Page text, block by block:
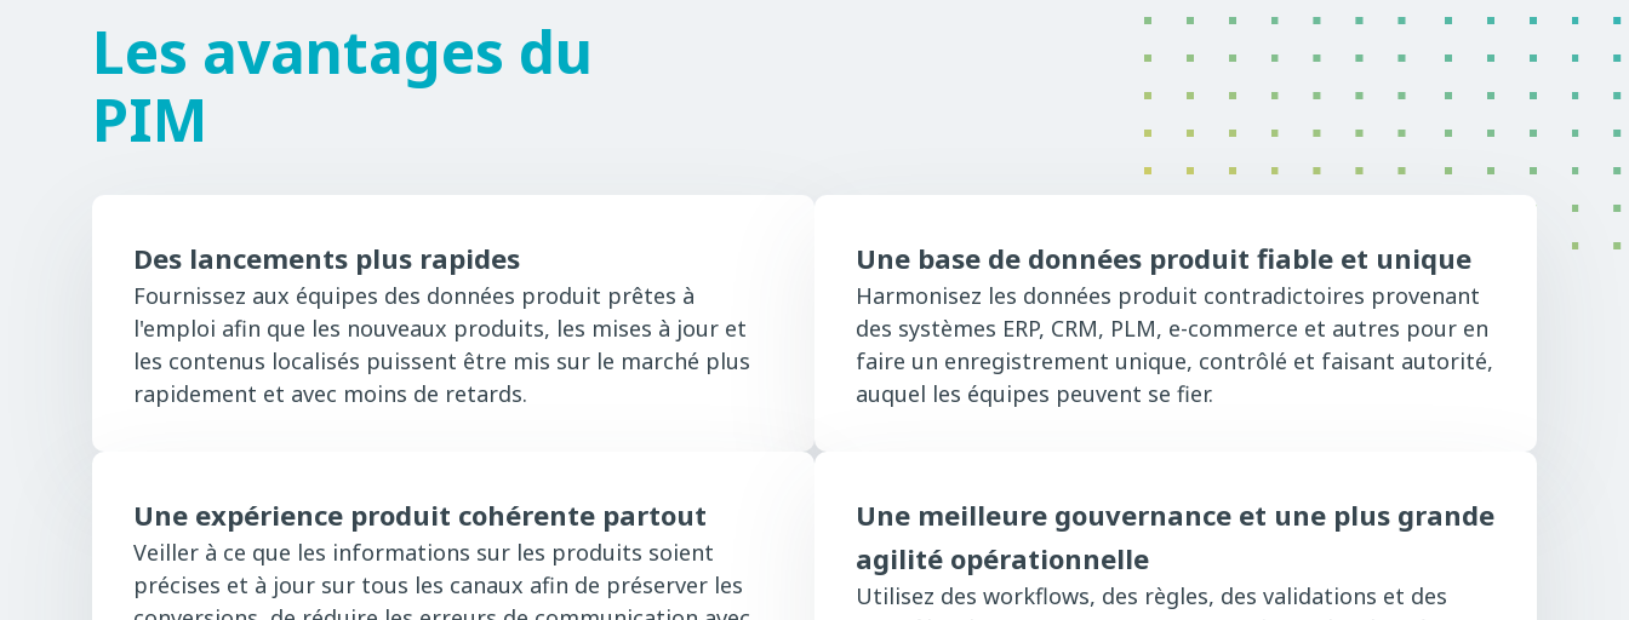
Les avantages du
PIM
Des lancements plus rapides
Fournissez aux équipes des données produit prêtes à
l'emploi afin que les nouveaux produits, les mises à jour et
les contenus localisés puissent être mis sur le marché plus
rapidement et avec moins de retards.
Une base de données produit fiable et unique
Harmonisez les données produit contradictoires provenant
des systèmes ERP, CRM, PLM, e-commerce et autres pour en
faire un enregistrement unique, contrôlé et faisant autorité,
auquel les équipes peuvent se fier.
Une expérience produit cohérente partout
Veiller à ce que les informations sur les produits soient
précises et à jour sur tous les canaux afin de préserver les
Une meilleure gouvernance et une plus grande
agilité opérationnelle
Utilisez des workflows, des règles, des validations et des